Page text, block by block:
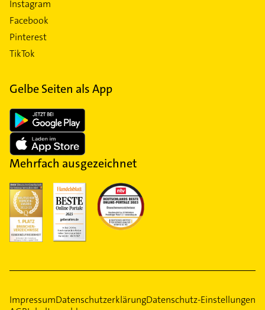
Instagram
Facebook
Pinterest
TikTok
Gelbe Seiten als App
Mehrfach ausgezeichnet
ImpressumDatenschutzerklärungDatenschutz-Einstellungen